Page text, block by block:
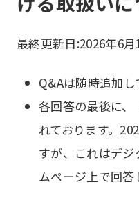
最終更新日:2026年6月
Q&Aは随時追加し
各回答の最後に、
れております。
すが、これはデ
ムページ上で回答